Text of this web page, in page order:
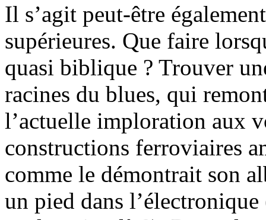
Il s’agit peut-être
supérieures. Que faire
quasi biblique ? Trouver
racines du blues, qui
l’actuelle imploration aux
constructions ferroviaires
comme le démontrait son
un pied dans